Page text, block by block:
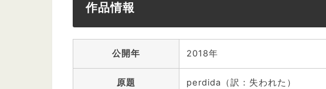
作品情報
公開年 2018年
原題 perdida（訳：失われた）